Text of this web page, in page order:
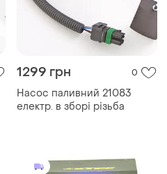
1299 грн 0
Насос паливний 21083
електр. в зборі різьба